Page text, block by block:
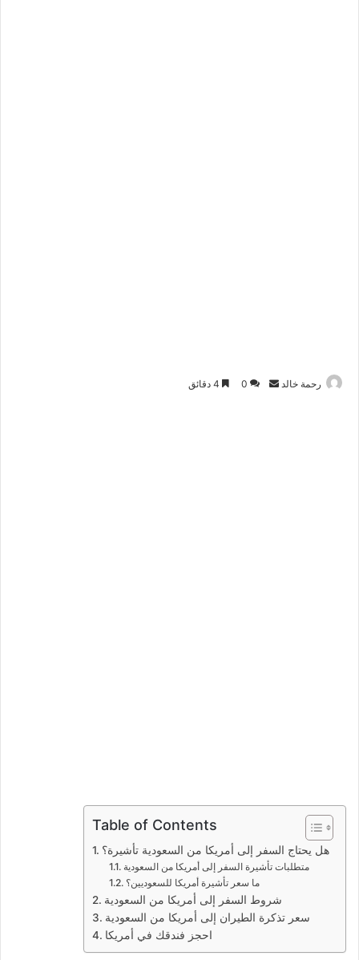
رحمة خالد
أرسل 0
Table of Contents
هل يحتاج السفر إلى أمريكا من السعودية تأشيرة؟
متطلبات تأشيرة السفر إلى أمريكا من السعودية
ما سعر تأشيرة أمريكا للسعوديين؟
شروط السفر إلى أمريكا من السعودية
سعر تذكرة الطيران إلى أمريكا من السعودية
احجز فندقك في أمريكا